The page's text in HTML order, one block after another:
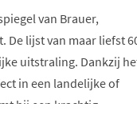
van Brauer,
De lijst van maar liefst
uitstraling. Dankzij
in een landelijke of
hij een krachtig